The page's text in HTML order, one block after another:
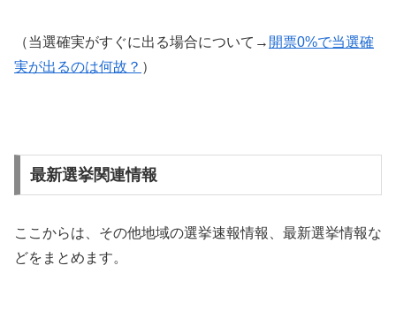
（当選確実がすぐに出る場合について→ 開票0%で当選確
実が出るのは何故？ ）
最新選挙関連情報
ここからは、その他地域の選挙速報情報、最新選挙情報な
どをまとめます。